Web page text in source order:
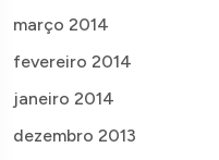
março 2014
fevereiro 2014
janeiro 2014
dezembro 2013